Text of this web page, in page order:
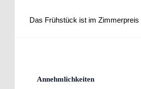
Das Frühstück ist im Zimmerpreis
Annehmlichkeiten